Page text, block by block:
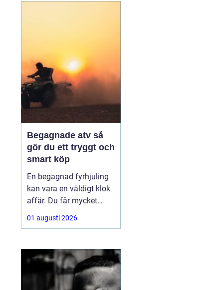
hårt vat...
Begagnade atv så
gör du ett tryggt och
smart köp
En begagnad fyrhjuling
kan vara en väldigt klok
affär. Du får mycket
funktion för pengarna
och slipper den största
ofta kommer direkt när
en maskin är ny.
Samtidigt kräver ett
andrahandsköp mer
01 augusti 2026